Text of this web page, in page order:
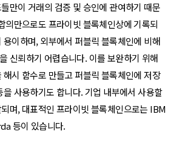
만이 거래의 검증 및 승인에 관여하기 때문
의만으로도 프라이빗 블록체인상에 기록되
이하며, 외부에서 퍼블릭 블록체인에 비해
신뢰하기 어렵습니다. 이를 보완하기 위해
시 함수로 만들고 퍼블릭 블록체인에 저장
을 사용하기도 합니다. 기업 내부에서 사용할
며, 대표적인 프라이빗 블록체인으로는 IBM
등이 있습니다.